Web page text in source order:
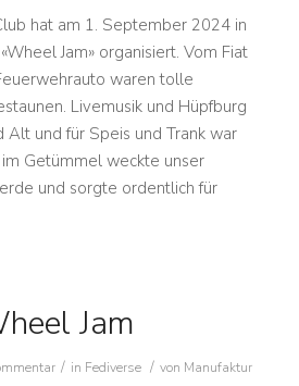
hat am 1. September 2024 in
Jam» organisiert. Vom Fiat
waren tolle
Livemusik und Hüpfburg
Alt und für Speis und Trank war
Getümmel weckte unser
und sorgte ordentlich für
Jam
/ in Fediverse / von Manufaktur